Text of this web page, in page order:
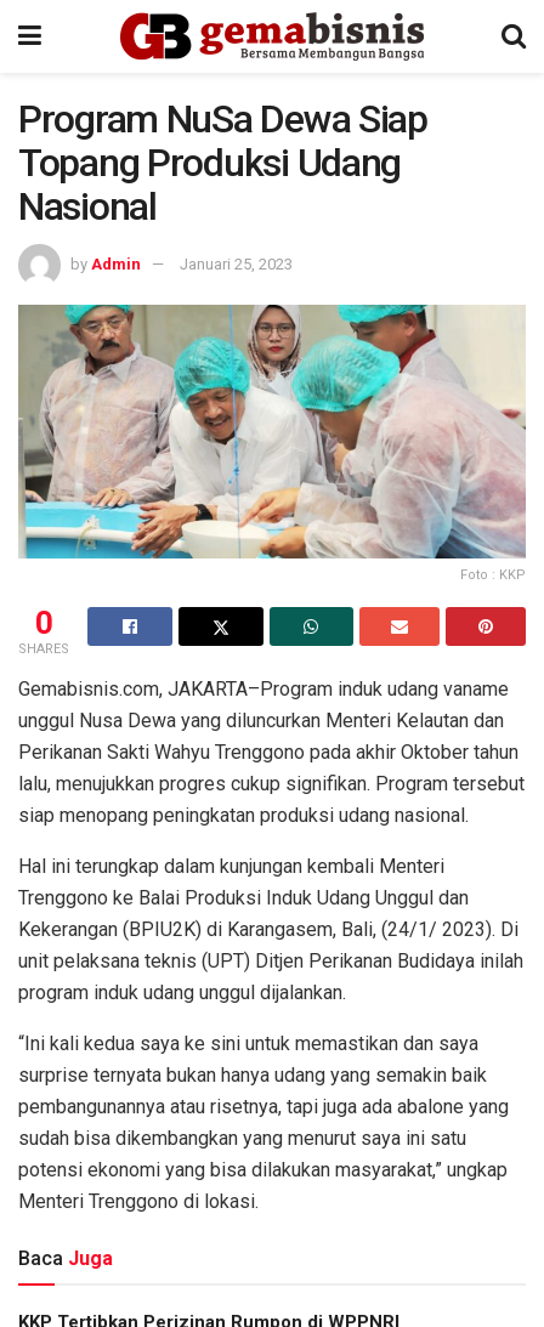
Program NuSa Dewa Siap
Topang Produksi Udang
Nasional
by Admin Januari 25, 2023
Foto : KKP
0
SHARES
Gemabisnis.com, JAKARTA–Program induk udang vaname
unggul Nusa Dewa yang diluncurkan Menteri Kelautan dan
Perikanan Sakti Wahyu Trenggono pada akhir Oktober tahun
lalu, menujukkan progres cukup signifikan. Program tersebut
siap menopang peningkatan produksi udang nasional.
Hal ini terungkap dalam kunjungan kembali Menteri
Trenggono ke Balai Produksi Induk Udang Unggul dan
Kekerangan (BPIU2K) di Karangasem, Bali, (24/1/ 2023). Di
unit pelaksana teknis (UPT) Ditjen Perikanan Budidaya inilah
program induk udang unggul dijalankan.
“Ini kali kedua saya ke sini untuk memastikan dan saya
surprise ternyata bukan hanya udang yang semakin baik
pembangunannya atau risetnya, tapi juga ada abalone yang
sudah bisa dikembangkan yang menurut saya ini satu
potensi ekonomi yang bisa dilakukan masyarakat,” ungkap
Menteri Trenggono di lokasi.
Baca Juga
KKP Tertibkan Perizinan Rumpon di WPPNRI